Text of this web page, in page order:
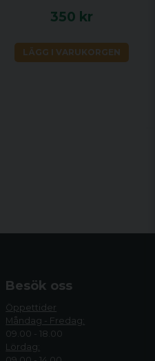
350 kr
LÄGG I VARUKORGEN
Besök oss
Öppettider
Måndag - Fredag:
09.00 - 18.00
Lördag: